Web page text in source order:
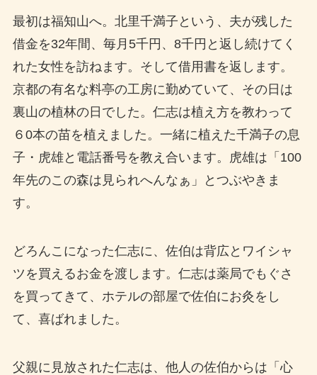
最初は福知山へ。北里千満子という、夫が残した
借金を32年間、毎月5千円、8千円と返し続けてく
れた女性を訪ねます。そして借用書を返します。
京都の有名な料亭の工房に勤めていて、その日は
裏山の植林の日でした。仁志は植え方を教わって
６0本の苗を植えました。一緒に植えた千満子の息
子・虎雄と電話番号を教え合います。虎雄は「100
年先のこの森は見られへんなぁ」とつぶやきま
す。
どろんこになった仁志に、佐伯は背広とワイシャ
ツを買えるお金を渡します。仁志は薬局でもぐさ
を買ってきて、ホテルの部屋で佐伯にお灸をし
て、喜ばれました。
父親に見放された仁志は、他人の佐伯からは「心